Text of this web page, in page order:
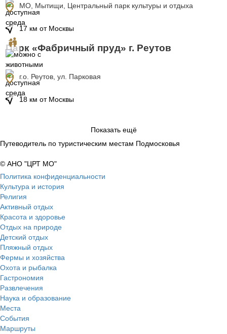
location_on МО, Мытищи, Центральный парк культуры и отдыха
near_me 17 км от Москвы
Парк «Фабричный пруд» г. Реутов
location_on г.о. Реутов, ул. Парковая
near_me 18 км от Москвы
Показать ещё
Путеводитель по туристическим местам Подмосковья
© АНО "ЦРТ МО"
Политика конфиденциальности
Культура и история
Религия
Активный отдых
Красота и здоровье
Отдых на природе
Детский отдых
Пляжный отдых
Фермы и хозяйства
Охота и рыбалка
Гастрономия
Развлечения
Наука и образование
Места
События
Маршруты